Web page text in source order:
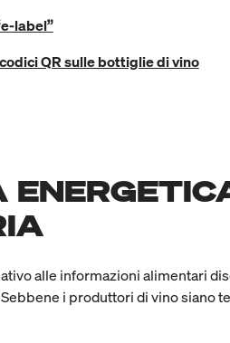
label”
QR sulle bottiglie di vino
alle informazioni alimentari
i produttori di vino siano